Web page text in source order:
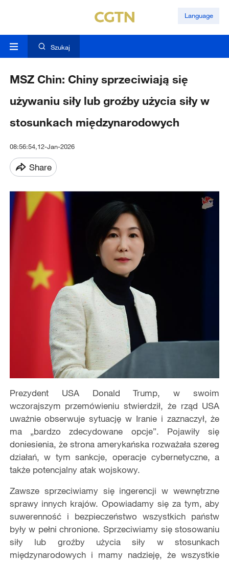
Language
Szukaj
MSZ Chin: Chiny sprzeciwiają się
używaniu siły lub groźby użycia siły w
stosunkach międzynarodowych
08:56:54,12-Jan-2026
Share
Prezydent USA Donald Trump, w swoim
wczorajszym przemówieniu stwierdził, że rząd USA
uważnie obserwuje sytuację w Iranie i zaznaczył, że
ma „bardzo zdecydowane opcje”. Pojawiły się
doniesienia, że strona amerykańska rozważała szereg
działań, w tym sankcje, operacje cybernetyczne, a
także potencjalny atak wojskowy.
Zawsze sprzeciwiamy się ingerencji w wewnętrzne
sprawy innych krajów. Opowiadamy się za tym, aby
suwerenność i bezpieczeństwo wszystkich państw
były w pełni chronione. Sprzeciwiamy się stosowaniu
siły lub groźby użycia siły w stosunkach
międzynarodowych i mamy nadzieję, że wszystkie